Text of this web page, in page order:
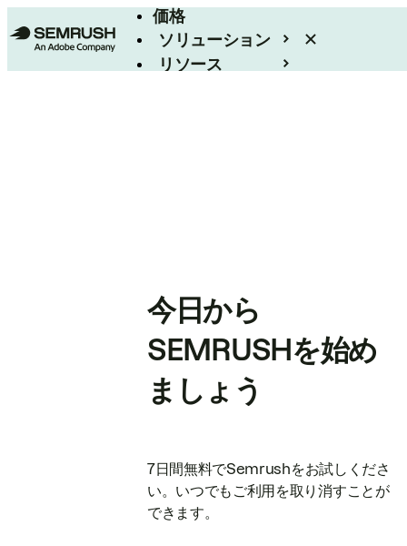
価格
ソリューション
リソース
今日から
SEMRUSHを始め
ましょう
7日間無料でSemrushをお試しくださ
い。いつでもご利用を取り消すことが
できます。